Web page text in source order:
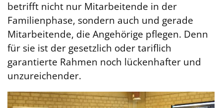
betrifft nicht nur Mitarbeitende in der
Familienphase, sondern auch und gerade
Mitarbeitende, die Angehörige pflegen. Denn
für sie ist der gesetzlich oder tariflich
garantierte Rahmen noch lückenhafter und
unzureichender.